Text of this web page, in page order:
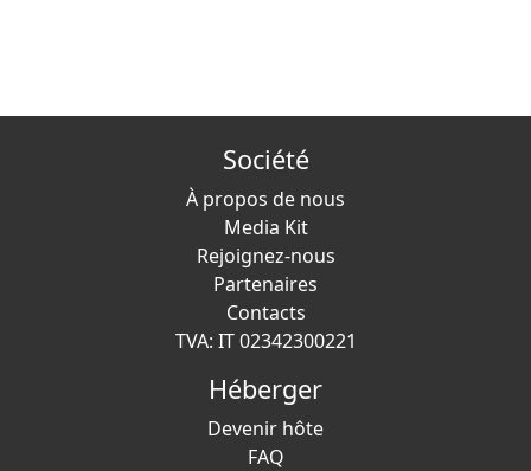
Société
À propos de nous
Media Kit
Rejoignez-nous
Partenaires
Contacts
TVA: IT 02342300221
Héberger
Devenir hôte
FAQ